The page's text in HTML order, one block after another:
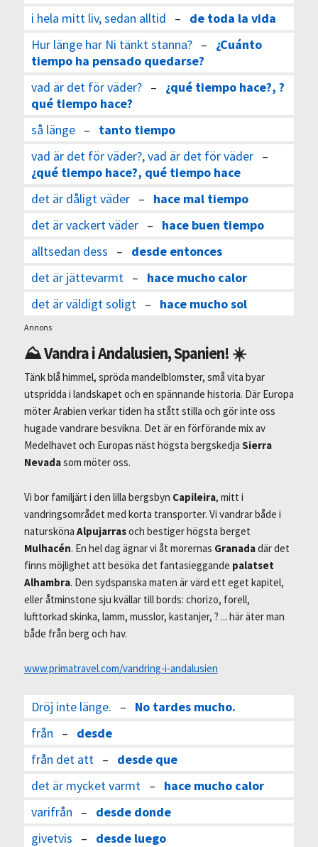
i hela mitt liv, sedan alltid – de toda la vida
Hur länge har Ni tänkt stanna?– ¿Cuánto
tiempo ha pensado quedarse?
vad är det för väder?– ¿qué tiempo hace?, ?
qué tiempo hace?
så länge– tanto tiempo
vad är det för väder?, vad är det för väder–
¿qué tiempo hace?, qué tiempo hace
det är dåligt väder– hace mal tiempo
det är vackert väder– hace buen tiempo
alltsedan dess – desde entonces
det är jättevarmt – hace mucho calor
det är väldigt soligt – hace mucho sol
Annons
⛰ Vandra i Andalusien, Spanien! ☀️
Tänk blå himmel, spröda mandelblomster, små vita byar
utspridda i landskapet och en spännande historia. Där Europa
möter Arabien verkar tiden ha stått stilla och gör inte oss
hugade vandrare besvikna. Det är en förförande mix av
Medelhavet och Europas näst högsta bergskedja Sierra
Nevadasom möter oss.
Vi bor familjärt i den lilla bergsbyn Capileira, mitt i
vandringsområdet med korta transporter. Vi vandrar både i
natursköna Alpujarrasoch bestiger högsta berget
Mulhacén. En hel dag ägnar vi åt morernas Granadadär det
finns möjlighet att besöka det fantasieggande palatset
Alhambra. Den sydspanska maten är värd ett eget kapitel,
eller åtminstone sju kvällar till bords: chorizo, forell,
lufttorkad skinka, lamm, musslor, kastanjer, ? ... här äter man
både från berg och hav.
www.primatravel.com/vandring-i-andalusien
Dröj inte länge. – No tardes mucho.
från – desde
från det att – desde que
det är mycket varmt – hace mucho calor
varifrån – desde donde
givetvis – desde luego